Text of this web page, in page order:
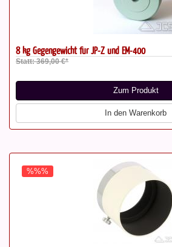
8 kg Gegengewicht für JP-Z und EM-400
Statt: 369,00 €*
Zum Produkt
In den Warenkorb
%%%